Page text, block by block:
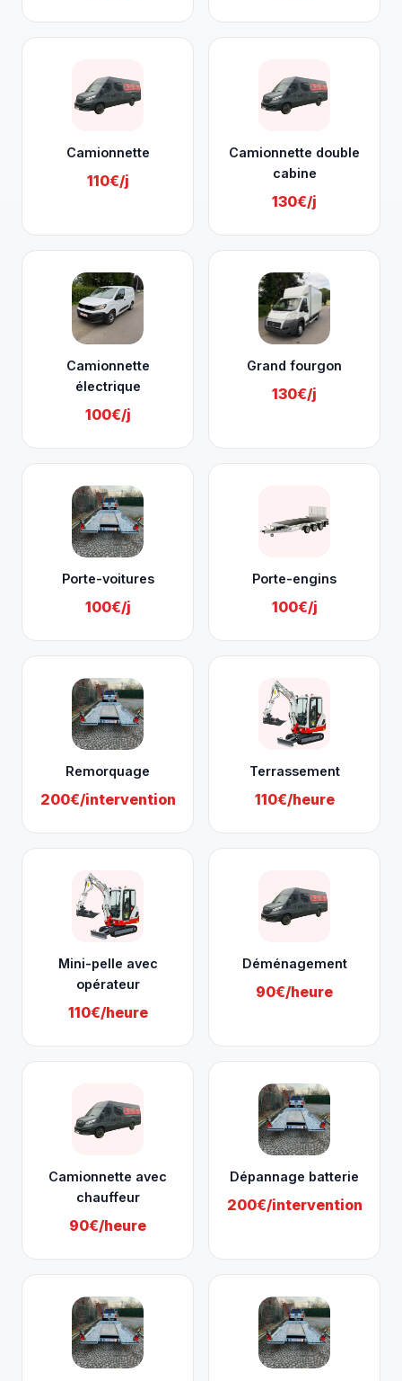
Camionnette
110€/j
Camionnette double
cabine
130€/j
Camionnette
électrique
100€/j
Grand fourgon
130€/j
Porte-voitures
100€/j
Porte-engins
100€/j
Remorquage
200€/intervention
Terrassement
110€/heure
Mini-pelle avec
opérateur
110€/heure
Déménagement
90€/heure
Camionnette avec
chauffeur
90€/heure
Dépannage batterie
200€/intervention